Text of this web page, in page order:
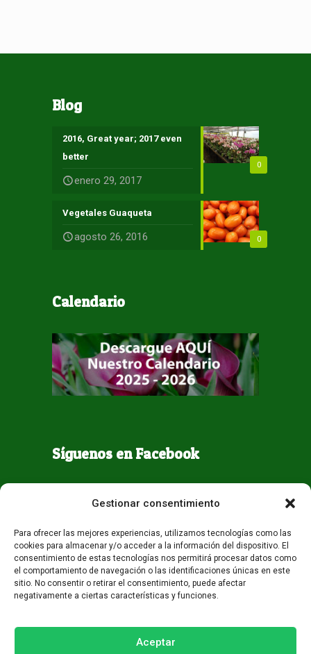
Gestionar consentimiento
Para ofrecer las mejores experiencias, utilizamos tecnologías como las
cookies para almacenar y/o acceder a la información del dispositivo. El
consentimiento de estas tecnologías nos permitirá procesar datos como
el comportamiento de navegación o las identificaciones únicas en este
sitio. No consentir o retirar el consentimiento, puede afectar
negativamente a ciertas características y funciones.
Aceptar
Blog
0
2016, Great year; 2017 even
better
enero 29, 2017
0
Vegetales Guaqueta
agosto 26, 2016
Calendario
Síguenos en Facebook
Todos los derechos reservados - Guaqueta USA 2026